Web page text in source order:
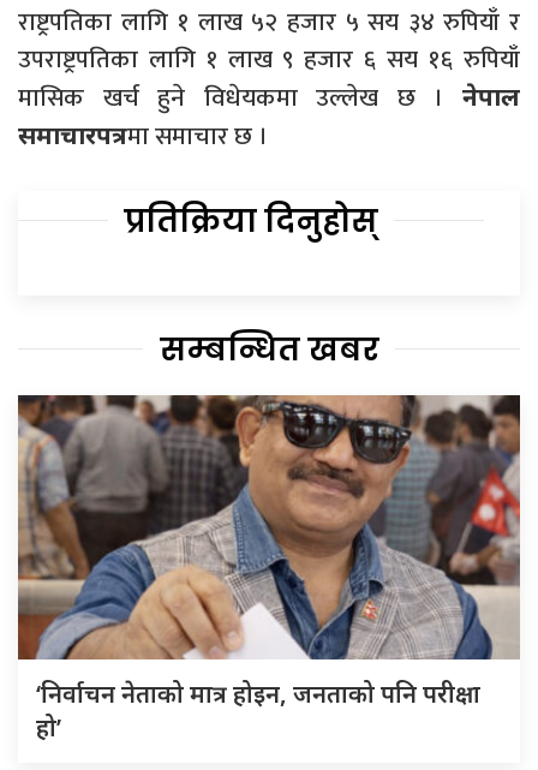
राष्ट्रपतिका लागि १ लाख ५२ हजार ५ सय ३४ रुपियाँ र
उपराष्ट्रपतिका लागि १ लाख ९ हजार ६ सय १६ रुपियाँ
मासिक खर्च हुने विधेयकमा उल्लेख छ ।
नेपाल
समाचारपत्रमा समाचार छ ।
प्रतिक्रिया दिनुहोस्
सम्बन्धित खबर
‘निर्वाचन नेताको मात्र होइन, जनताको पनि परीक्षा
हो’